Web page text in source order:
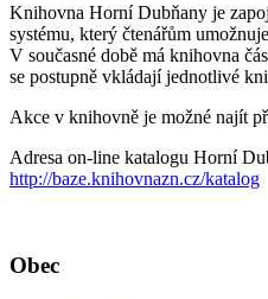
Knihovna Horní Dubňany je
systému, který čtenářům
V současné době má knihovna
se postupně vkládají jednotlivé
Akce v knihovně je možné najít
Adresa on-line katalogu Horní
http://baze.knihovnazn.cz/katalog
Obec